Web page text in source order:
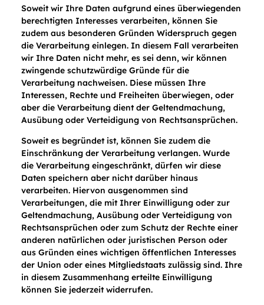
Soweit wir Ihre Daten aufgrund eines überwiegenden
berechtigten Interesses verarbeiten, können Sie
zudem aus besonderen Gründen Widerspruch gegen
die Verarbeitung einlegen. In diesem Fall verarbeiten
wir Ihre Daten nicht mehr, es sei denn, wir können
zwingende schutzwürdige Gründe für die
Verarbeitung nachweisen. Diese müssen Ihre
Interessen, Rechte und Freiheiten überwiegen, oder
aber die Verarbeitung dient der Geltendmachung,
Ausübung oder Verteidigung von Rechtsansprüchen.
Soweit es begründet ist, können Sie zudem die
Einschränkung der Verarbeitung verlangen. Wurde
die Verarbeitung eingeschränkt, dürfen wir diese
Daten speichern aber nicht darüber hinaus
verarbeiten. Hiervon ausgenommen sind
Verarbeitungen, die mit Ihrer Einwilligung oder zur
Geltendmachung, Ausübung oder Verteidigung von
Rechtsansprüchen oder zum Schutz der Rechte einer
anderen natürlichen oder juristischen Person oder
aus Gründen eines wichtigen öffentlichen Interesses
der Union oder eines Mitgliedstaats zulässig sind. Ihre
in diesem Zusammenhang erteilte Einwilligung
können Sie jederzeit widerrufen.